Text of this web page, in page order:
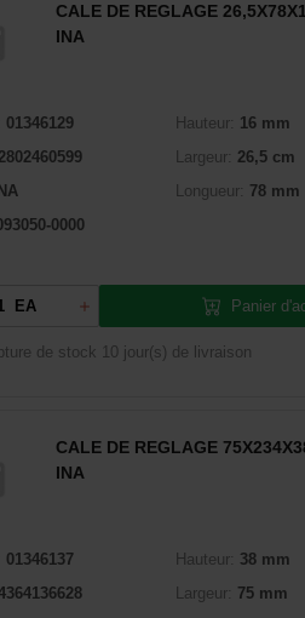
CALE DE REGLAGE
INA
01346129
INA
0000
Hauteur: 16 mm
Largeur: 26,5 cm
Longueur: 78 mm
EA Panier
de stock 10 jour(s) de livraison
CALE DE REGLAGE
INA
01346137
Hauteur: 38 mm
Largeur: 75 mm